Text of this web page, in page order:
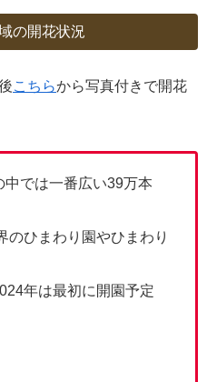
の開花状況
こちらから写真付きで開花
中では一番広い39万本
のひまわり園やひまわり
年は最初に開園予定